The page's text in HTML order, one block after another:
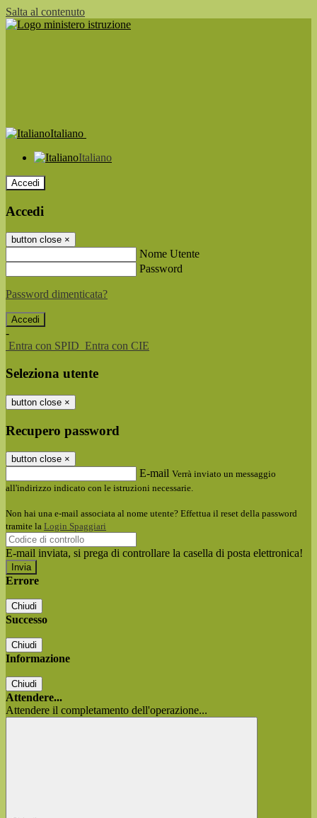
Salta al contenuto
Italiano
Italiano
Accedi
Accedi
button close ×
Nome Utente
Password
Password dimenticata?
-
Entra con SPID Entra con CIE
Seleziona utente
button close ×
Recupero password
button close ×
E-mail Verrà inviato un messaggio
all'indirizzo indicato con le istruzioni necessarie.
Non hai una e-mail associata al nome utente? Effettua il reset della password
tramite la Login Spaggiari
E-mail inviata, si prega di controllare la casella di posta elettronica!
Errore
Chiudi
Successo
Chiudi
Informazione
Chiudi
Attendere...
Attendere il completamento dell'operazione...